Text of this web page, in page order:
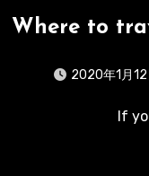
Where to
2020年1月12
If